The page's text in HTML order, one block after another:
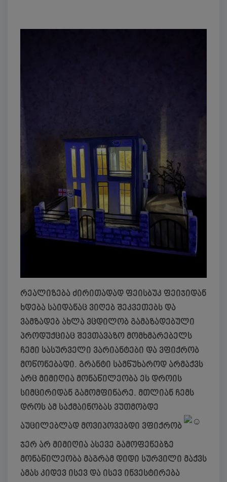
რეალიზება ძირითადად ფეისბუკ ფეიჯიდან
ხდება საიდანაც ვიღებ შეკვეთებს და
ვამზადებ ახლა ვცდილობ გამაზადებული
პროდუქციაც შევთავაზო მომხმარებელს
ჩემი სასურველი ვარიანტები და ვფიქრობ
მოწონებადი. გრანტი სამწუხაროდ არმაქვს
არც მიმიღია მონაწილეობა ეს დროის
სიმცირიდან გამომფინარე. მთლიან ჩემს
დროს ამ საქმაინობას ვუთმობდე
აუცილებლად მოვიპოვებდი ვფიქრობ
ჯერ არ მიმიღია ასევე გამოფენებზე
მონაწილეობა მაგრამ დიდი სურვილი მაქვს
ამას კიდევ ისევ და ისევ ინვესტირება